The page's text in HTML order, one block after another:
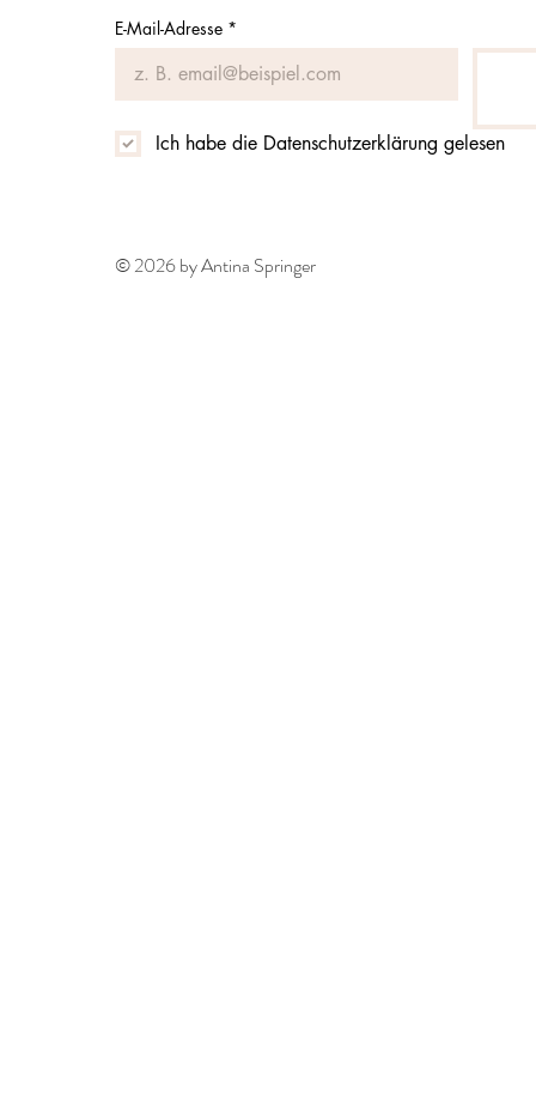
E-Mail-Adresse *
Ich habe die Datenschutzerklärung gelesen
© 2026 by Antina Springer